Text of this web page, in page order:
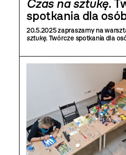
Czas na sztukę.
spotkania dla
20.5.2025 zapraszamy na
sztukę. Twórcze spotkania dla